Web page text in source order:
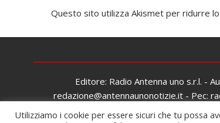
Questo sito utilizza Akismet per ridurre
Editore: Radio Antenna uno s.r.l. -
redazione@antennaunonotizie.it - Pec:
Utilizziamo i cookie per essere sicuri che tu possa